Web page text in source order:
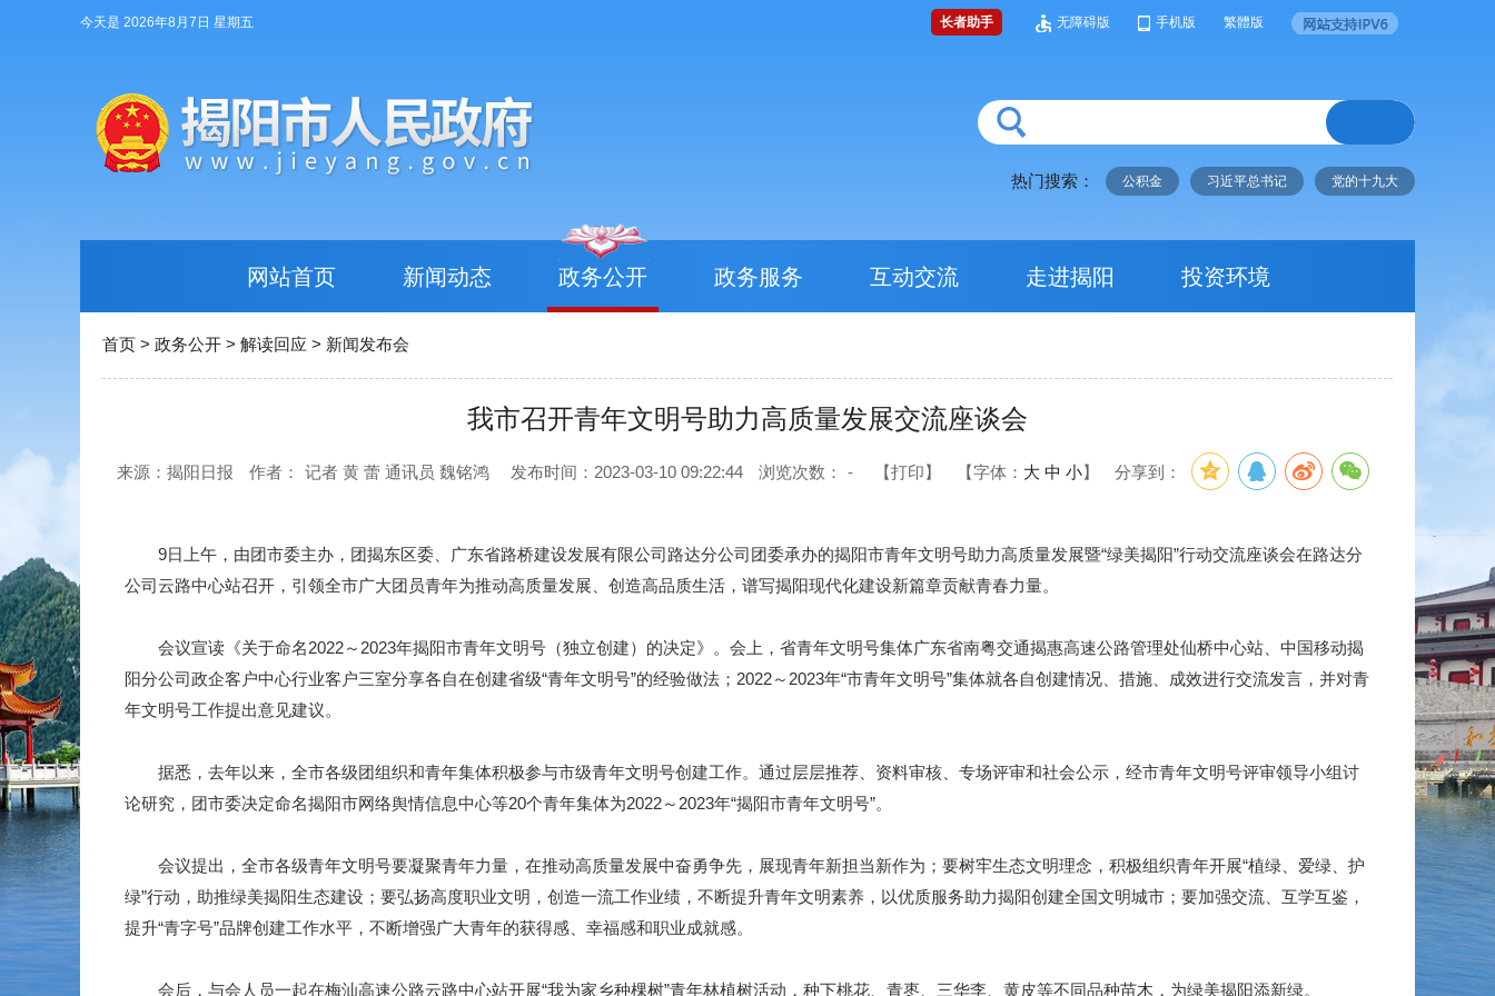
今天是 2026年8月7日 星期五 长者助手 无障碍版 手机版 繁體版
热门搜索： 公积金 习近平总书记 党的十九大
网站首页 新闻动态 政务公开 政务服务 互动交流 走进揭阳 投资环境
首页 > 政务公开 > 解读回应 > 新闻发布会
我市召开青年文明号助力高质量发展交流座谈会
来源：揭阳日报 作者： 记者 黄 蕾 通讯员 魏铭鸿 发布时间：2023-03-10 09:22:44 浏览次数： - 【打印】 【字体： 大 中 小】 分享到：
9日上午，由团市委主办，团揭东区委、广东省路桥建设发展有限公司路达分公司团委承办的揭阳市青年文明号助力高质量发展暨“绿美揭阳”行动交流座谈会在路达分
公司云路中心站召开，引领全市广大团员青年为推动高质量发展、创造高品质生活，谱写揭阳现代化建设新篇章贡献青春力量。
会议宣读《关于命名2022～2023年揭阳市青年文明号（独立创建）的决定》。会上，省青年文明号集体广东省南粤交通揭惠高速公路管理处仙桥中心站、中国移动揭
阳分公司政企客户中心行业客户三室分享各自在创建省级“青年文明号”的经验做法；2022～2023年“市青年文明号”集体就各自创建情况、措施、成效进行交流发言，并对青
年文明号工作提出意见建议。
据悉，去年以来，全市各级团组织和青年集体积极参与市级青年文明号创建工作。通过层层推荐、资料审核、专场评审和社会公示，经市青年文明号评审领导小组讨
论研究，团市委决定命名揭阳市网络舆情信息中心等20个青年集体为2022～2023年“揭阳市青年文明号”。
会议提出，全市各级青年文明号要凝聚青年力量，在推动高质量发展中奋勇争先，展现青年新担当新作为；要树牢生态文明理念，积极组织青年开展“植绿、爱绿、护
绿”行动，助推绿美揭阳生态建设；要弘扬高度职业文明，创造一流工作业绩，不断提升青年文明素养，以优质服务助力揭阳创建全国文明城市；要加强交流、互学互鉴，
提升“青字号”品牌创建工作水平，不断增强广大青年的获得感、幸福感和职业成就感。
会后，与会人员一起在梅汕高速公路云路中心站开展“我为家乡种棵树”青年林植树活动，种下桃花、青枣、三华李、黄皮等不同品种苗木，为绿美揭阳添新绿。